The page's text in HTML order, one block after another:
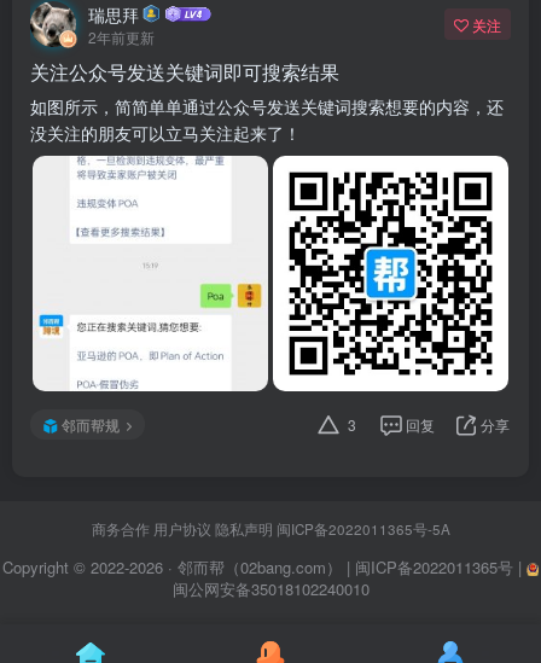
瑞思拜
2年前更新
关注
关注公众号发送关键词即可搜索结果
如图所示，简简单单通过公众号发送关键词搜索想要的内容，还
没关注的朋友可以立马关注起来了！
邻而帮规 3 回复 分享
商务合作 用户协议 隐私声明 闽ICP备2022011365号-5A
Copyright © 2022-2026 · 邻而帮（02bang.com） | 闽ICP备2022011365号 |
闽公网安备35018102240010